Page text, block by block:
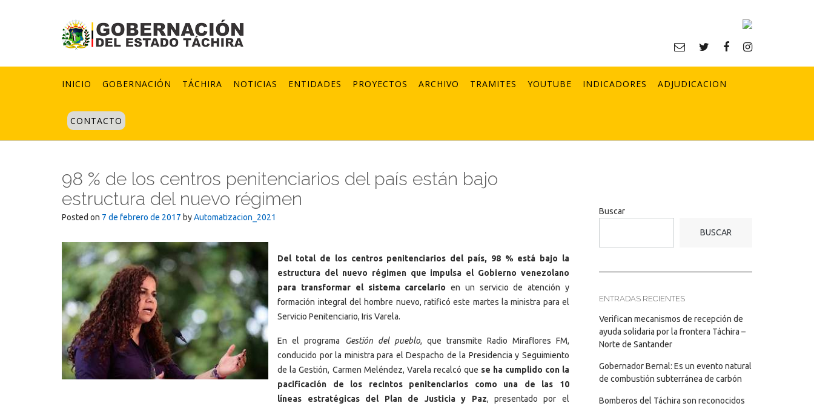
INICIO GOBERNACIÓN TÁCHIRA NOTICIAS ENTIDADES PROYECTOS ARCHIVO TRAMITES YOUTUBE INDICADORES ADJUDICACION
CONTACTO
98 % de los centros penitenciarios del país están bajo
estructura del nuevo régimen
Posted on 7 de febrero de 2017 byAutomatizacion_2021
Del total de los centros penitenciarios del país, 98 % está bajo la
estructura del nuevo régimen que impulsa el Gobierno venezolano
para transformar el sistema carcelario en un servicio de atención y
formación integral del hombre nuevo, ratificó este martes la ministra para el
Servicio Penitenciario, Iris Varela.
En el programa Gestión del pueblo, que transmite Radio Miraflores FM,
conducido por la ministra para el Despacho de la Presidencia y Seguimiento
de la Gestión, Carmen Meléndez, Varela recalcó que se ha cumplido con la
pacificación de los recintos penitenciarios como una de las 10
líneas estratégicas del Plan de Justicia y Paz, presentado por el
Buscar
BUSCAR
ENTRADAS RECIENTES
Verifican mecanismos de recepción de
ayuda solidaria por la frontera Táchira –
Norte de Santander
Gobernador Bernal: Es un evento natural
de combustión subterránea de carbón
Bomberos del Táchira son reconocidos